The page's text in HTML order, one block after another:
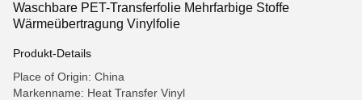
Waschbare PET-Transferfolie Mehrfarbige Stoffe
Wärmeübertragung Vinylfolie
Produkt-Details
Place of Origin: China
Markenname: Heat Transfer Vinyl